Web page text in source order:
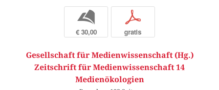
b
€ 30,00
p
gratis
Gesellschaft für Medienwissenschaft (Hg.)
Zeitschrift für Medienwissenschaft 14
Medienökologien